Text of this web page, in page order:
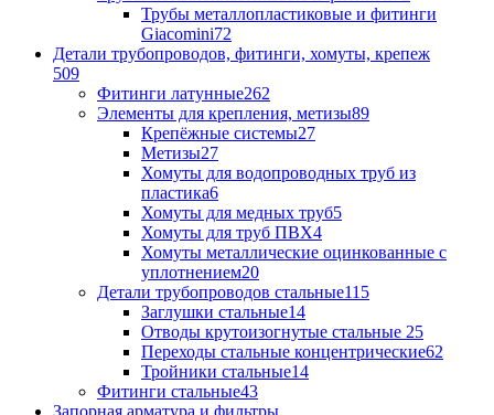
Трубы металлопластиковые и фитинги
Giacomini72
Детали трубопроводов, фитинги, хомуты, крепеж
509
Фитинги латунные262
Элементы для крепления, метизы89
Крепёжные системы27
Метизы27
Хомуты для водопроводных труб из
пластика6
Хомуты для медных труб5
Хомуты для труб ПВХ4
Хомуты металлические оцинкованные с
уплотнением20
Детали трубопроводов стальные115
Заглушки стальные14
Отводы крутоизогнутые стальные 25
Переходы стальные концентрические62
Тройники стальные14
Фитинги стальные43